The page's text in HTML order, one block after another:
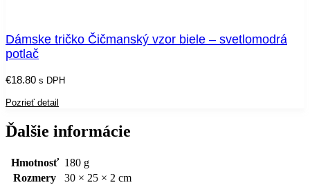
Dámske tričko Čičmanský vzor biele – svetlomodrá
potlač
€18.80 s DPH
Pozrieť detail
Ďalšie informácie
Hmotnosť 180 g
Rozmery
30 × 25 × 2 cm